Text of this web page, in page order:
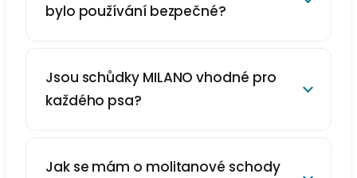
bylo používání bezpečné?
Jsou schůdky MILANO vhodné pro
každého psa?
Jak se mám o molitanové schody